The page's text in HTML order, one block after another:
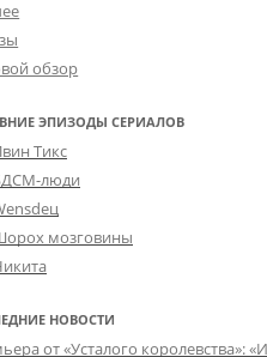
обзор
ЭПИЗОДЫ СЕРИАЛОВ
Тикс
люди
мозговины
НОВОСТИ